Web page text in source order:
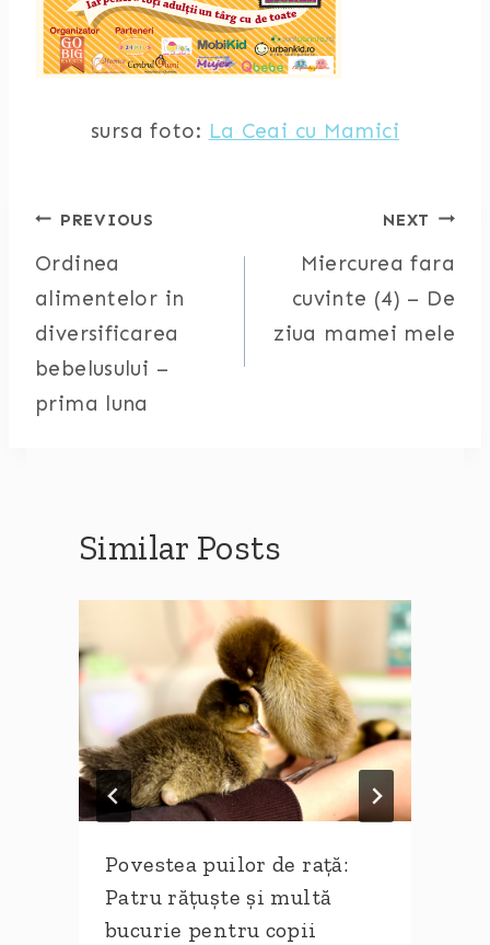
sursa foto: La Ceai cu Mamici
Post
navigation
PREVIOUS
Ordinea
alimentelor in
diversificarea
bebelusului –
prima luna
NEXT
Miercurea fara
cuvinte (4) – De
ziua mamei mele
Similar Posts
Povestea puilor de rață:
Patru rățuște și multă
bucurie pentru copii